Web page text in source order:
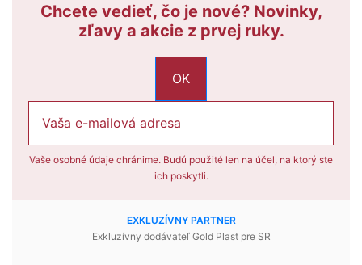
Nerozbitné poháre na víno, sekt, prosecco
Plastové poháre na víno, šampanské, prosecco s odnímateľnými
transparentnou stopkou, GoldPlast
Chcete vedieť, čo je nové? Novinky,
zľavy a akcie z prvej ruky.
Vaše osobné údaje chránime. Budú použité len na účel, na ktorý ste
ich poskytli.
EXKLUZÍVNY PARTNER
Exkluzívny dodávateľ Gold Plast pre SR